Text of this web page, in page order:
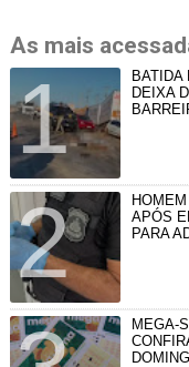
As mais
BATIDA
DEIXA
APÓS
PARA
MEGA-